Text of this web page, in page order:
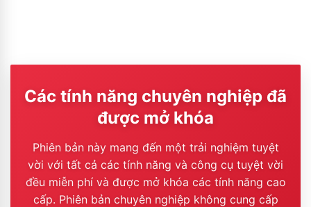
Các tính năng chuyên nghiệp đã
được mở khóa
Phiên bản này mang đến một trải nghiệm tuyệt
vời với tất cả các tính năng và công cụ tuyệt vời
đều miễn phí và được mở khóa các tính năng cao
cấp. Phiên bản chuyên nghiệp không cung cấp